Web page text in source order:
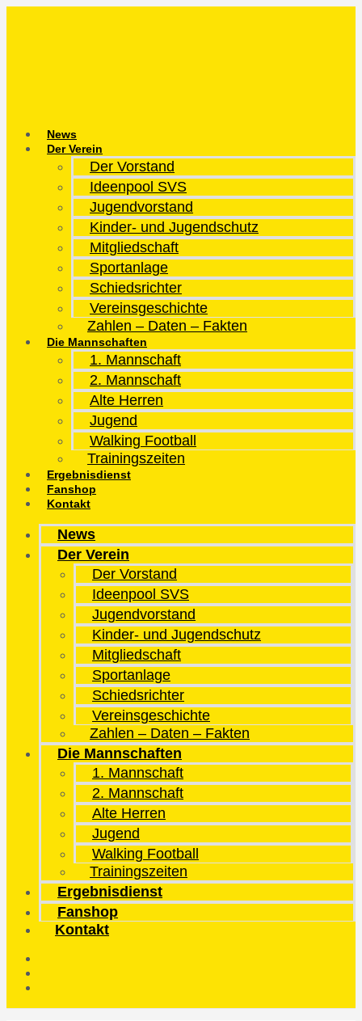
News
Der Verein
Der Vorstand
Ideenpool SVS
Jugendvorstand
Kinder- und Jugendschutz
Mitgliedschaft
Sportanlage
Schiedsrichter
Vereinsgeschichte
Zahlen – Daten – Fakten
Die Mannschaften
1. Mannschaft
2. Mannschaft
Alte Herren
Jugend
Walking Football
Trainingszeiten
Ergebnisdienst
Fanshop
Kontakt
News
Der Verein
Der Vorstand
Ideenpool SVS
Jugendvorstand
Kinder- und Jugendschutz
Mitgliedschaft
Sportanlage
Schiedsrichter
Vereinsgeschichte
Zahlen – Daten – Fakten
Die Mannschaften
1. Mannschaft
2. Mannschaft
Alte Herren
Jugend
Walking Football
Trainingszeiten
Ergebnisdienst
Fanshop
Kontakt